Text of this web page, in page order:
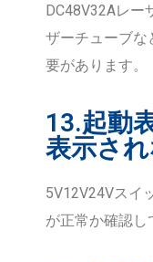
DC48V32Aレー
ザーチューブな
要があります。
13.起動
表示さ
5V12V24Vスイ
が正常か確認し